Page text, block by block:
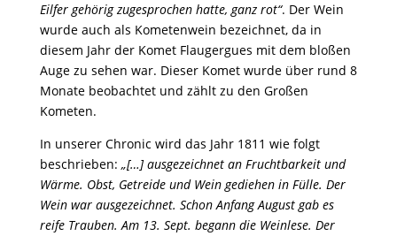
Eilfer gehörig zugesprochen hatte, ganz rot“. Der Wein
wurde auch als Kometenwein bezeichnet, da in
diesem Jahr der Komet Flaugergues mit dem bloßen
Auge zu sehen war. Dieser Komet wurde über rund 8
Monate beobachtet und zählt zu den Großen
Kometen.
In unserer Chronic wird das Jahr 1811 wie folgt
beschrieben: „[…] ausgezeichnet an Fruchtbarkeit und
Wärme. Obst, Getreide und Wein gediehen in Fülle. Der
Wein war ausgezeichnet. Schon Anfang August gab es
reife Trauben. Am 13. Sept. begann die Weinlese. Der